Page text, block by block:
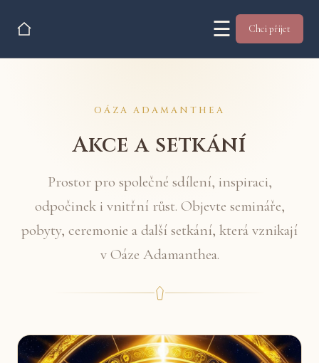
☰ Chci přijet
OÁZA ADAMANTHEA
Akce a setkání
Prostor pro společné sdílení, inspiraci,
odpočinek i vnitřní růst. Objevte semináře,
pobyty, ceremonie a další setkání, která vznikají
v Oáze Adamanthea.